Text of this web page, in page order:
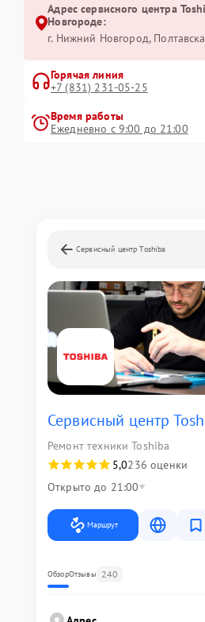
Адрес сервисного центра
Новгороде:
г. Нижний Новгород,
Горячая линия
+7 (831) 231-05-25
Время работы
Ежедневно с 9:00 до 21:00
Сервисный центр Toshiba
Сервисный центр
Ремонт техники Toshiba
5,0236 оценки
Открыто до 21:00
Маршрут
ОбзорОтзывы 240